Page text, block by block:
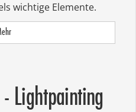
wichtige Elemente.
Lightpainting